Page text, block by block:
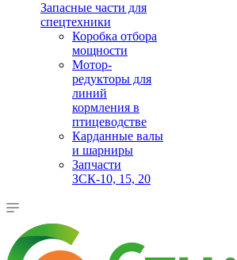
Запасные части для
спецтехники
Коробка отбора
мощности
Мотор-
редукторы для
линий
кормления в
птицеводстве
Карданные валы
и шарниры
Запчасти
ЗСК-10, 15, 20